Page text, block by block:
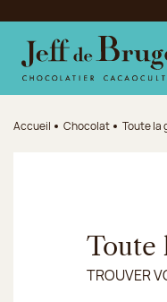
Aller au contenu principal
Aller au pied de page
Accueil Chocolat Toute la
Toute
TROUVER